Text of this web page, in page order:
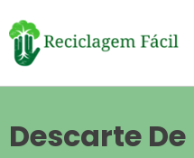
Descarte